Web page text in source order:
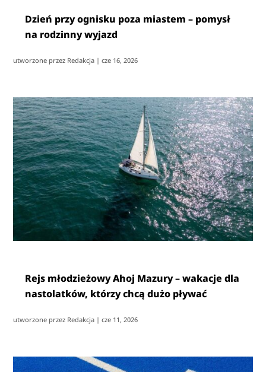
Dzień przy ognisku poza miastem – pomysł
na rodzinny wyjazd
utworzone przez Redakcja |cze 16, 2026
Rejs młodzieżowy Ahoj Mazury – wakacje dla
nastolatków, którzy chcą dużo pływać
utworzone przez Redakcja |cze 11, 2026